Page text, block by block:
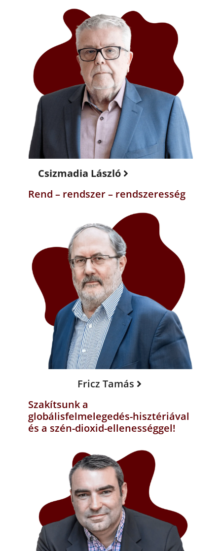
Csizmadia László
Rend – rendszer – rendszeresség
Fricz Tamás
Szakítsunk a
globálisfelmelegedés-hisztériával
és a szén-dioxid-ellenességgel!